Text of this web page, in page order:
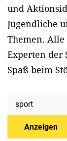
und
Jugendliche
Themen.
Experten der
Spaß beim
Anzeigen